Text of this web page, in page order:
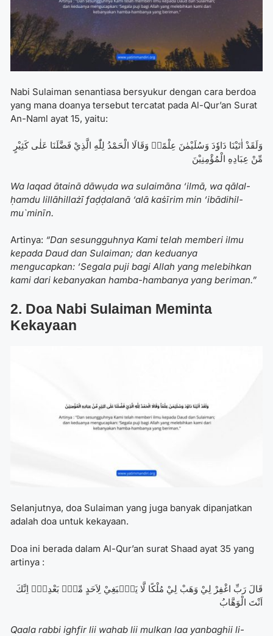
Nabi Sulaiman senantiasa bersyukur dengan cara berdoa
yang mana doanya tersebut tercatat pada Al-Qur’an Surat
An-Naml ayat 15, yaitu:
وَلَقَدْ اٰتَيْنَا دَاوٗدَ وَسُلَيْمٰنَ عِلْمًاۗ وَقَالَا الْحَمْدُ لِلّٰهِ الَّذِيْ فَضَّلَنَا عَلٰى كَثِيْرٍ
مِّنْ عِبَادِهِ الْمُؤْمِنِيْنَ
Wa laqad ātainā dāwụda wa sulaimāna ‘ilmā, wa qālal-
ḥamdu lillāhillażī faḍḍalanā ‘alā kaṡīrim min ‘ibādihil-
mu`minīn.
Artinya: “Dan sesungguhnya Kami telah memberi ilmu
kepada Daud dan Sulaiman; dan keduanya
mengucapkan: ‘Segala puji bagi Allah yang melebihkan
kami dari kebanyakan hamba-hambanya yang beriman.”
2. Doa Nabi Sulaiman Meminta
Kekayaan
Selanjutnya, doa Sulaiman yang juga banyak dipanjatkan
adalah doa untuk kekayaan.
Doa ini berada dalam Al-Qur’an surat Shaad ayat 35 yang
artinya :
قَالَ رَبِّ اغْفِرْ لِيْ وَهَبْ لِيْ مُلْكًا لَّا يَنْۢبَغِيْ لِاَحَدٍ مِّنْۢ بَعْدِيْۚ اِنَّكَ
اَنْتَ الْوَهَّابُ
Qaala rabbi ighfir lii wahab lii mulkan laa yanbaghii li-